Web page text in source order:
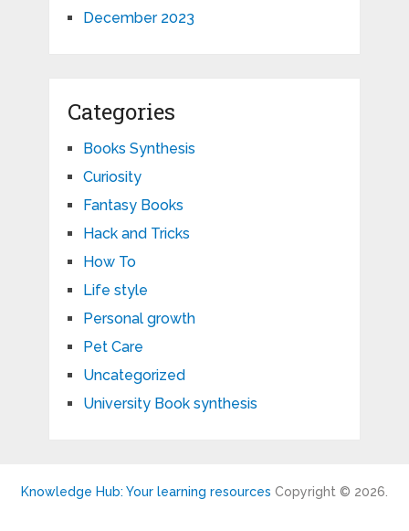
December 2023
Categories
Books Synthesis
Curiosity
Fantasy Books
Hack and Tricks
How To
Life style
Personal growth
Pet Care
Uncategorized
University Book synthesis
Knowledge Hub: Your learning resources Copyright © 2026.